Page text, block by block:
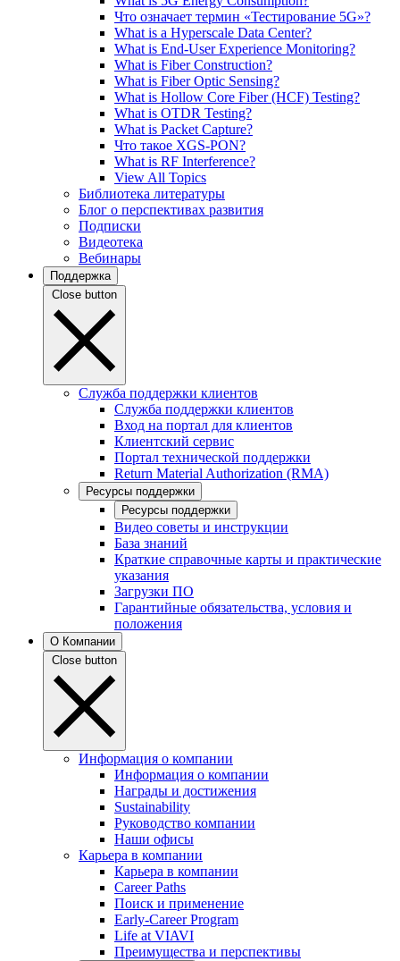
Что означает термин «Тестирование 5G»?
What is a Hyperscale Data Center?
What is End-User Experience Monitoring?
What is Fiber Construction?
What is Fiber Optic Sensing?
What is Hollow Core Fiber (HCF) Testing?
What is OTDR Testing?
What is Packet Capture?
Что такое XGS-PON?
What is RF Interference?
View All Topics
Библиотека литературы
Блог о перспективах развития
Подписки
Видеотека
Вебинары
Поддержка
Close button
Служба поддержки клиентов
Служба поддержки клиентов
Вход на портал для клиентов
Клиентский сервис
Портал технической поддержки
Return Material Authorization (RMA)
Ресурсы поддержки
Ресурсы поддержки
Видео советы и инструкции
База знаний
Краткие справочные карты и практические
указания
Загрузки ПО
Гарантийные обязательства, условия и
положения
О Компании
Close button
Информация о компании
Информация о компании
Награды и достижения
Sustainability
Руководство компании
Наши офисы
Карьера в компании
Карьера в компании
Career Paths
Поиск и применение
Early-Career Program
Life at VIAVI
Преимущества и перспективы